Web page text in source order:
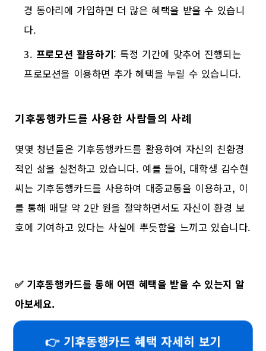
경 동아리에 가입하면 더 많은 혜택을 받을 수 있습니
다.
프로모션 활용하기: 특정 기간에 맞추어 진행되는
프로모션을 이용하면 추가 혜택을 누릴 수 있습니다.
기후동행카드를 사용한 사람들의 사례
몇몇 청년들은 기후동행카드를 활용하여 자신의 친환경
적인 삶을 실천하고 있습니다. 예를 들어, 대학생 김수현
씨는 기후동행카드를 사용하여 대중교통을 이용하고, 이
를 통해 매달 약 2만 원을 절약하면서도 자신이 환경 보
호에 기여하고 있다는 사실에 뿌듯함을 느끼고 있습니다.
✅ 기후동행카드를 통해 어떤 혜택을 받을 수 있는지 알
아보세요.
👉 기후동행카드 혜택 자세히 보기